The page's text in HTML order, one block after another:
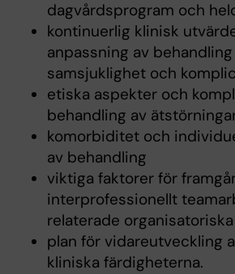
dagvårdsprogram och
kontinuerlig klinisk
anpassning av
samsjuklighet och
etiska aspekter och
behandling av
komorbiditet och
av behandling
viktiga faktorer för
interprofessionellt
relaterade
plan för vidareutveckling
kliniska färdigheterna.